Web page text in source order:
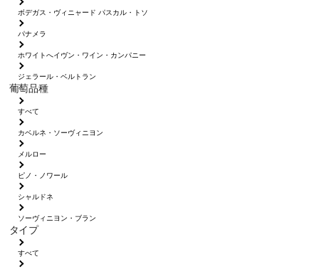
ボデガス・ヴィニャード パスカル・トソ
パナメラ
ホワイトへイヴン・ワイン・カンパニー
ジェラール・ベルトラン
葡萄品種
すべて
カベルネ・ソーヴィニヨン
メルロー
ピノ・ノワール
シャルドネ
ソーヴィニヨン・ブラン
タイプ
すべて